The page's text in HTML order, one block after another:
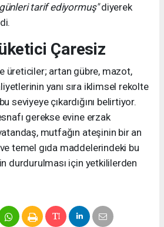
tarif ediyormuş"diyerek
Çaresiz
üreticiler; artan gübre, mazot,
yanı sıra iklimsel rekolte
seviyeye çıkardığını belirtiyor.
gerekse evine erzak
mutfağın ateşinin bir an
temel gıda maddelerindeki bu
durdurulması için yetkililerden